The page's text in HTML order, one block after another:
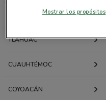
TLÁHUAC
CUAUHTÉMOC
COYOACÁN
Mostrar los propósitos